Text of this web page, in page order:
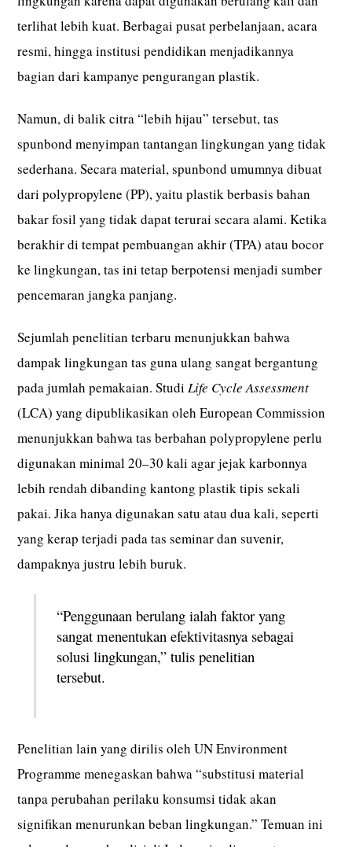
terlihat lebih kuat. Berbagai pusat perbelanjaan, acara
resmi, hingga institusi pendidikan menjadikannya
bagian dari kampanye pengurangan plastik.
Namun, di balik citra “lebih hijau” tersebut, tas
spunbond menyimpan tantangan lingkungan yang tidak
sederhana. Secara material, spunbond umumnya dibuat
dari polypropylene (PP), yaitu plastik berbasis bahan
bakar fosil yang tidak dapat terurai secara alami. Ketika
berakhir di tempat pembuangan akhir (TPA) atau bocor
ke lingkungan, tas ini tetap berpotensi menjadi sumber
pencemaran jangka panjang.
Sejumlah penelitian terbaru menunjukkan bahwa
dampak lingkungan tas guna ulang sangat bergantung
pada jumlah pemakaian. StudiLife Cycle Assessment
(LCA) yang dipublikasikan oleh European Commission
menunjukkan bahwa tas berbahan polypropylene perlu
digunakan minimal 20–30 kali agar jejak karbonnya
lebih rendah dibanding kantong plastik tipis sekali
pakai. Jika hanya digunakan satu atau dua kali, seperti
yang kerap terjadi pada tas seminar dan suvenir,
dampaknya justru lebih buruk.
“Penggunaan berulang ialah faktor yang
sangat menentukan efektivitasnya sebagai
solusi lingkungan,” tulis penelitian
tersebut.
Penelitian lain yang dirilis oleh UN Environment
Programme menegaskan bahwa “substitusi material
tanpa perubahan perilaku konsumsi tidak akan
signifikan menurunkan beban lingkungan.” Temuan ini